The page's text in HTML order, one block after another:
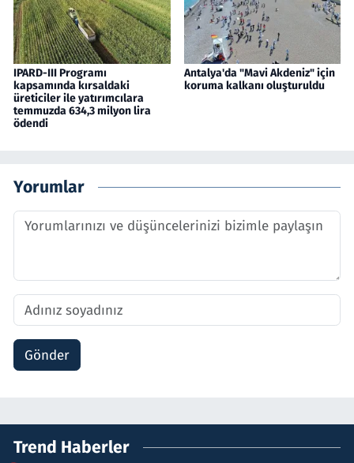
IPARD-III Programı
kapsamında kırsaldaki
üreticiler ile yatırımcılara
temmuzda 634,3 milyon lira
ödendi
Antalya'da "Mavi Akdeniz" için
koruma kalkanı oluşturuldu
Yorumlar
Gönder
Trend Haberler